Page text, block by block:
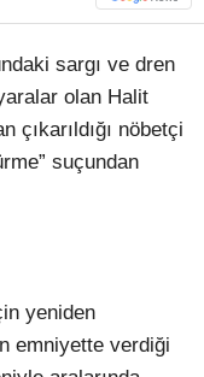
Facebook
Youtube
sargı ve dren
olan Halit
çıkarıldığı nöbetçi
suçundan
yeniden
emniyette verdiği